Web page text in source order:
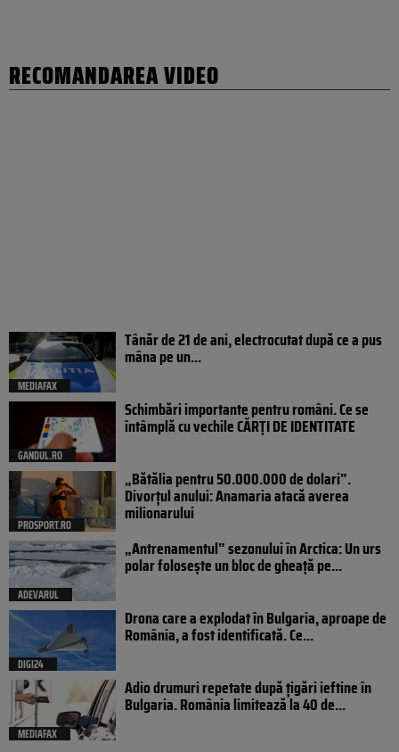
RECOMANDAREA VIDEO
MEDIAFAX
Tânăr de 21 de ani, electrocutat după ce a pus
mâna pe un...
GANDUL.RO
Schimbări importante pentru români. Ce se
întâmplă cu vechile CĂRȚI DE IDENTITATE
PROSPORT.RO
„Bătălia pentru 50.000.000 de dolari”.
Divorțul anului: Anamaria atacă averea
milionarului
ADEVARUL
„Antrenamentul” sezonului în Arctica: Un urs
polar folosește un bloc de gheață pe...
DIGI24
Drona care a explodat în Bulgaria, aproape de
România, a fost identificată. Ce...
MEDIAFAX
Adio drumuri repetate după țigări ieftine în
Bulgaria. România limitează la 40 de...